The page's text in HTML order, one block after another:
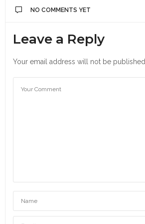
NO COMMENTS YET
Leave a Reply
Your email address will not be published.